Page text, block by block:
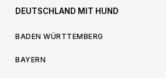
DEUTSCHLAND MIT HUND
BADEN WÜRTTEMBERG
BAYERN